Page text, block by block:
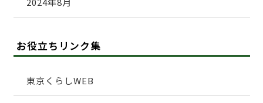
お役立ちリンク集
東京くらしWEB